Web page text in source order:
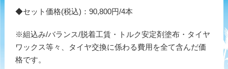
◆セット価格(税込)：90,800円/4本
※組込み/バランス/脱着工賃・トルク安定剤塗布・タイヤ
ワックス等々、タイヤ交換に係わる費用を全て含んだ価
格です。